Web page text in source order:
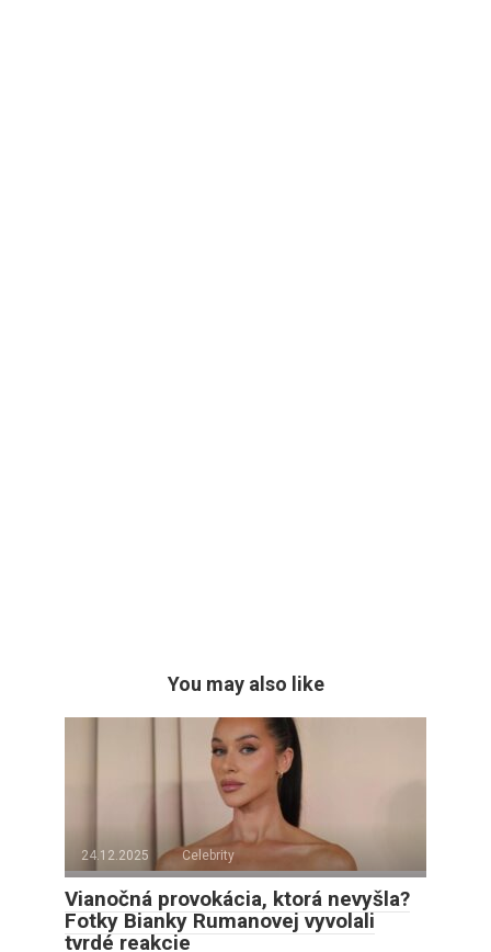
You may also like
24.12.2025 Celebrity
Vianočná provokácia, ktorá nevyšla?
Fotky Bianky Rumanovej vyvolali
tvrdé reakcie